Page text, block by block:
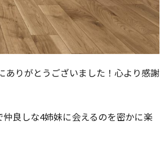
ありがとうございました！心より感謝
良しな4姉妹に会えるのを密かに楽